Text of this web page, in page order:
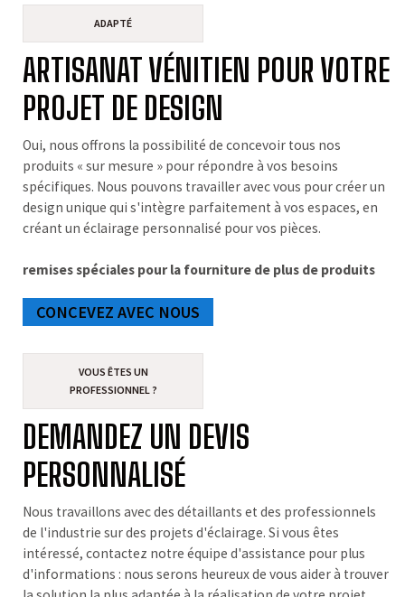
ADAPTÉ
ARTISANAT VÉNITIEN POUR VOTRE
PROJET DE DESIGN
Oui, nous offrons la possibilité de concevoir tous nos
produits « sur mesure » pour répondre à vos besoins
spécifiques. Nous pouvons travailler avec vous pour créer un
design unique qui s'intègre parfaitement à vos espaces, en
créant un éclairage personnalisé pour vos pièces.
remises spéciales pour la fourniture de plus de produits
CONCEVEZ AVEC NOUS
VOUS ÊTES UN
PROFESSIONNEL ?
DEMANDEZ UN DEVIS
PERSONNALISÉ
Nous travaillons avec des détaillants et des professionnels
de l'industrie sur des projets d'éclairage. Si vous êtes
intéressé, contactez notre équipe d'assistance pour plus
d'informations : nous serons heureux de vous aider à trouver